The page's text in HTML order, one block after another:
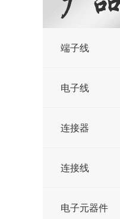
端子线
电子线
连接器
连接线
电子元器件